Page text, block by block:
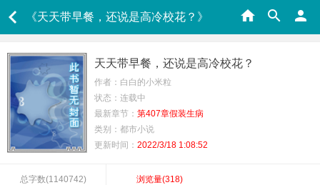
《天天带早餐，还说是高冷校花？》
天天带早餐，还说是高冷校花？
作者：白白的小米粒
状态：连载中
最新章节： 第407章假装生病
类别：都市小说
更新时间： 2022/3/18 1:08:52
总字数(1140742) 浏览量(318)